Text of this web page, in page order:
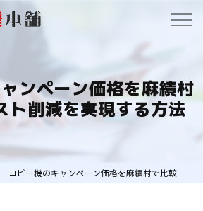
ンペーン価格を麻績村
ト削減を実現する方法
コピー機のキャンペーン価格を麻績村で比較しコスト削減を実現する方法